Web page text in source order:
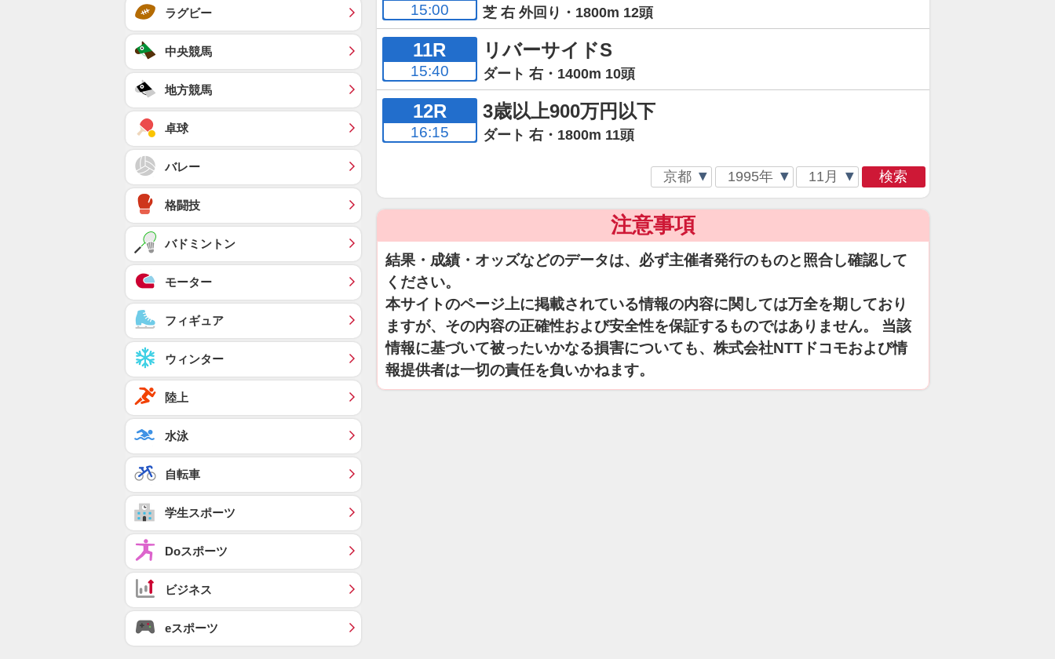
15:00 芝 右 外回り・1800m 12頭
11R
15:40
リバーサイドS
ダート 右・1400m 10頭
12R
16:15
3歳以上900万円以下
ダート 右・1800m 11頭
検索
注意事項
結果・成績・オッズなどのデータは、必ず主催者発行のものと照合し確認して
ください。
本サイトのページ上に掲載されている情報の内容に関しては万全を期しており
ますが、その内容の正確性および安全性を保証するものではありません。 当該
情報に基づいて被ったいかなる損害についても、株式会社NTTドコモおよび情
報提供者は一切の責任を負いかねます。
ラグビー
中央競馬
地方競馬
卓球
バレー
格闘技
バドミントン
モーター
フィギュア
ウィンター
陸上
水泳
自転車
学生スポーツ
Doスポーツ
ビジネス
eスポーツ